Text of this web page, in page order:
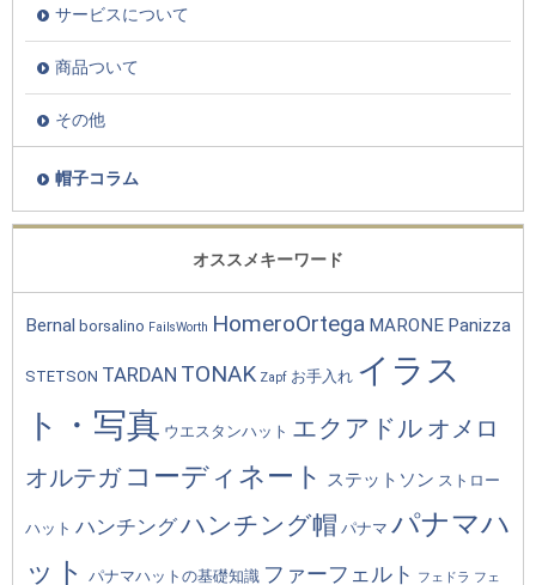
サービスについて
商品ついて
その他
帽子コラム
オススメキーワード
Bernal borsalino FailsWorth HomeroOrtega MARONE Panizza
STETSON TARDAN TONAK Zapf お手入れ イラス
ト・写真 ウエスタンハット エクアドル オメロ
オルテガ コーディネート ステットソン ストロー
ハット ハンチングハンチング帽 パナマ パナマハ
ット
パナマハットの基礎知識 ファーフェルト フェドラ フェ